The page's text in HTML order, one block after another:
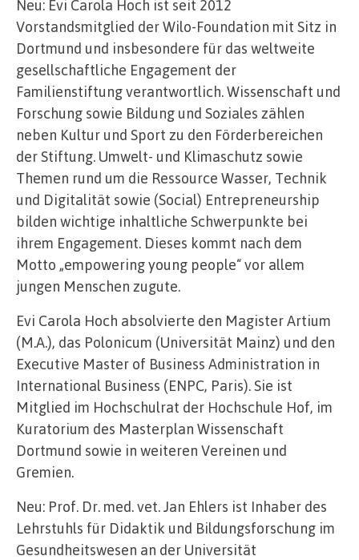
Neu: Evi Carola Hoch ist seit 2012
Vorstandsmitglied der Wilo-Foundation mit Sitz in
Dortmund und insbesondere für das weltweite
gesellschaftliche Engagement der
Familienstiftung verantwortlich. Wissenschaft und
Forschung sowie Bildung und Soziales zählen
neben Kultur und Sport zu den Förderbereichen
der Stiftung. Umwelt- und Klimaschutz sowie
Themen rund um die Ressource Wasser, Technik
und Digitalität sowie (Social) Entrepreneurship
bilden wichtige inhaltliche Schwerpunkte bei
ihrem Engagement. Dieses kommt nach dem
Motto „empowering young people“ vor allem
jungen Menschen zugute.
Evi Carola Hoch absolvierte den Magister Artium
(M.A.), das Polonicum (Universität Mainz) und den
Executive Master of Business Administration in
International Business (ENPC, Paris). Sie ist
Mitglied im Hochschulrat der Hochschule Hof, im
Kuratorium des Masterplan Wissenschaft
Dortmund sowie in weiteren Vereinen und
Gremien.
Neu: Prof. Dr. med. vet. Jan Ehlers ist Inhaber des
Lehrstuhls für Didaktik und Bildungsforschung im
Gesundheitswesen an der Universität